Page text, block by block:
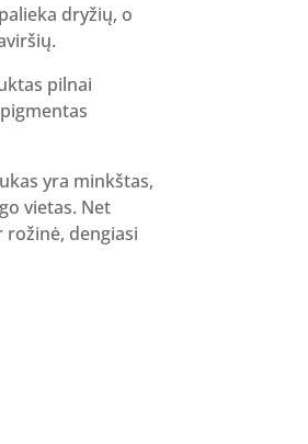
dryžių, o
pilnai
yra minkštas,
vietas. Net
dengiasi